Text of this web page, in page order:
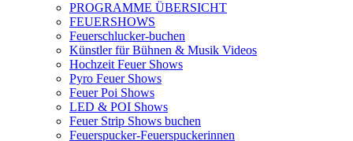
PROGRAMME ÜBERSICHT
FEUERSHOWS
Feuerschlucker-buchen
Künstler für Bühnen & Musik Videos
Hochzeit Feuer Shows
Pyro Feuer Shows
Feuer Poi Shows
LED & POI Shows
Feuer Strip Shows buchen
Feuerspucker-Feuerspuckerinnen